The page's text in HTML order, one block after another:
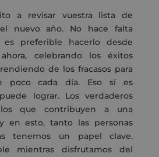
a revisar vuestra lista de
nuevo año. No hace falta
es preferible hacerlo desde
celebrando los éxitos
de los fracasos para
poco cada día. Eso sí es
lograr. Los verdaderos
que contribuyen a una
en esto, tanto las personas
tenemos un papel clave.
mientras disfrutamos del